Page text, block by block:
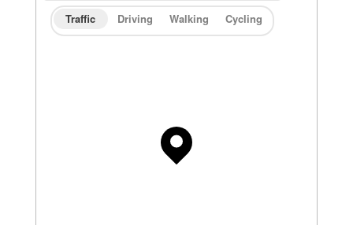
Traffic Driving Walking Cycling